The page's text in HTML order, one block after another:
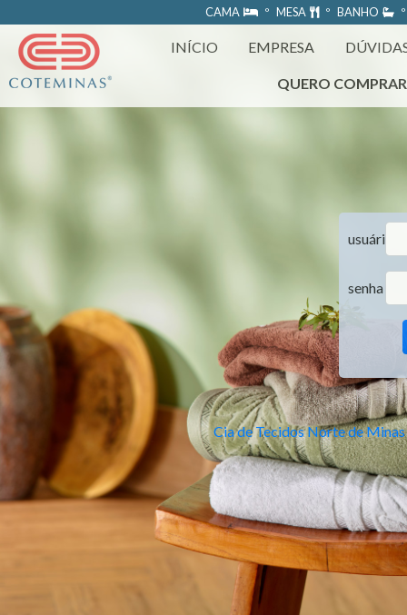
https://www.coteminas.com.br/desenv-web/htm11/
CAMA º MESA º BANHO
INÍCIO EMPRESA
QUERO COMPRAR
usuário
senha
Cia de Tecidos Norte de Minas